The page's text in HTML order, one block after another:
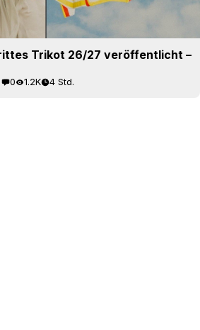
Trikot 26/27 veröffentlicht –
0 1.2K 4 Std.